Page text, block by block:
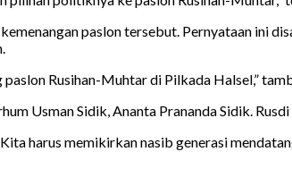
paslon tersebut. Pernyataan ini
Rusihan-Muhtar di Pilkada Halsel,”
Usman Sidik, Ananta Prananda Sidik.
harus memikirkan nasib generasi